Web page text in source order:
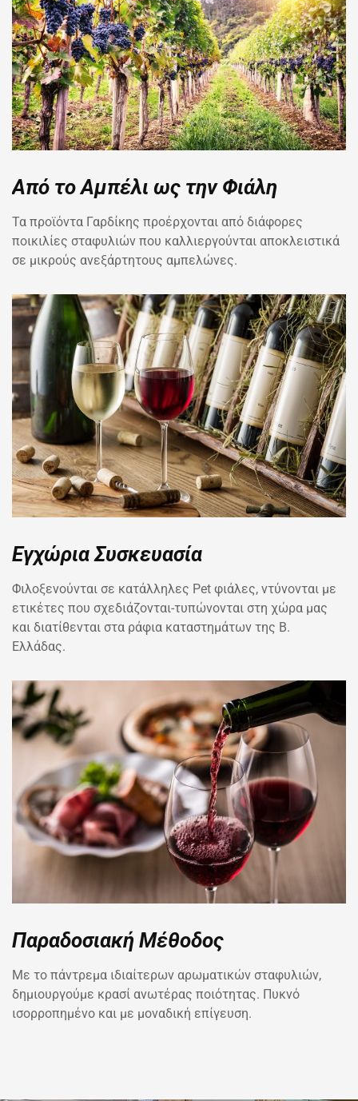
Από το Αμπέλι ως την Φιάλη
Τα προϊόντα Γαρδίκης προέρχονται από διάφορες
ποικιλίες σταφυλιών που καλλιεργούνται αποκλειστικά
σε μικρούς ανεξάρτητους αμπελώνες.
Εγχώρια Συσκευασία
Φιλοξενούνται σε κατάλληλες Pet φιάλες, ντύνονται με
ετικέτες που σχεδιάζονται-τυπώνονται στη χώρα μας
και διατίθενται στα ράφια καταστημάτων της Β.
Ελλάδας.
Παραδοσιακή Μέθοδος
Με το πάντρεμα ιδιαίτερων αρωματικών σταφυλιών,
δημιουργούμε κρασί ανωτέρας ποιότητας. Πυκνό
ισορροπημένο και με μοναδική επίγευση.